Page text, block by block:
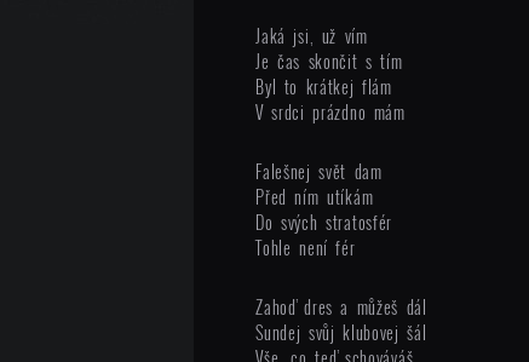
Jaká jsi, už vím
Je čas skončit s tím
Byl to krátkej flám
V srdci prázdno mám
Falešnej svět dam
Před ním utíkám
Do svých stratosfér
Tohle není fér
Zahoď dres a můžeš dál
Sundej svůj klubovej šál